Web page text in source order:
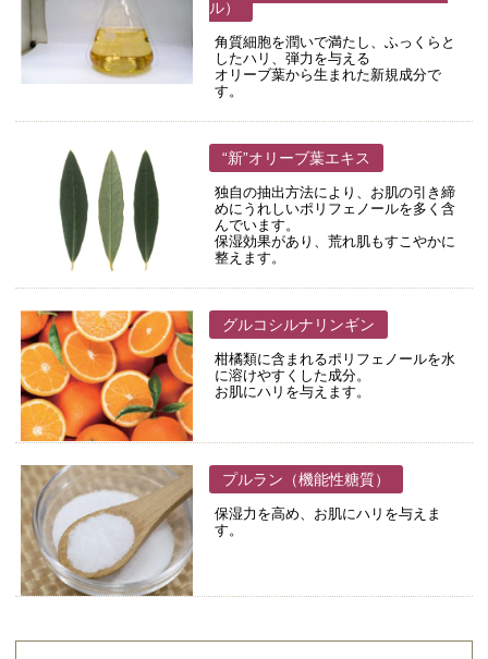
ル）
角質細胞を潤いで満たし、ふっくらと
したハリ、弾力を与える
オリーブ葉から生まれた新規成分で
す。
“新”オリーブ葉エキス
独自の抽出方法により、お肌の引き締
めにうれしいポリフェノールを多く含
んでいます。
保湿効果があり、荒れ肌もすこやかに
整えます。
グルコシルナリンギン
柑橘類に含まれるポリフェノールを水
に溶けやすくした成分。
お肌にハリを与えます。
プルラン（機能性糖質）
保湿力を高め、お肌にハリを与えま
す。